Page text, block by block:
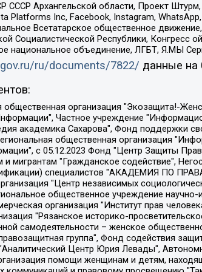
СССР Архангельской области, Проект
Platforms Inc, Facebook, Instagram,
Всетатарское общественное
Социалистической Республики, Конгресс
национальное объединение, ЛГБТ, Я.МЫ
ru/documents/7822/ данные на
"Аналитический Центр Юрия Левады", Автономная некоммерческая организация социальной поддержки населения "Проект Апрель", Региональная общественная организация помощи женщинам и детям, находящимся в кризисной ситуации "Информационно-методический центр "Анна", Фонд содействия развитию массовых коммуникаций и правовому просвещению "Так-так-Так", Фонд содействия устойчивому развитию "Серебряная тайга", Свердловский региональный общественный фонд социальных проектов "Новое время", "Idel.Реалии", Кавказ.Реалии, Крым.Реалии, Телеканал Настоящее Время, Татаро-башкирская служба Радио Свобода (Azatliq Radiosi), Радио Свободная Европа/Радио Свобода (PCE/PC), "Сибирь.Реалии", "Фактограф", Благотворительный фонд помощи осужденным и их семьям, Автономная некоммерческая организация "Институт глобализации и социальных движений", Фонд "В защиту прав заключенных", Частное учреждение "Центр поддержки и содействия развитию средств массовой информации", Пензенский региональный общественный благотворительный фонд "Гражданский союз", "Север.Реалии", Некоммерческая организация Фонд "Правовая инициатива", Общество с ограниченной ответственностью "Радио Свободная Европа/Радио Свобода", Чешское информационное агентство "MEDIUM-ORIENT", Красноярская региональная общественная организация "Мы против СПИДа", Камалягин Денис Николаевич, Маркелов Сергей Евгеньевич, Пономарев Лев Александрович, Савицкая Людмила Алексеевна, Автономная некоммерческая организация "Центр по работе с проблемой насилия "НАСИЛИЮ.НЕТ", Межрегиональный профессиональный союз работников здравоохранения "Альянс врачей", Юридическое лицо, зарегистрированное в Латвийской Республике, SIA "Medusa Project" (регистрационный номер 40103797863, дата регистрации 10.06.2014), Некоммерческая организация "Фонд по борьбе с коррупцией", Автономная некоммерческая организация "Институт права и публичной политики", Баданин Роман Сергеевич, Гликин Максим Александрович, Железнова Мария Михайловна, Лукьянова Юлия Сергеевна, Маетная Елизавета Витальевна, Маняхин Петр Борисович, Чуракова Ольга Владимировна, Ярош Юлия Петровна, Юридическое лицо "The Insider SIA", зарегистрированное в Риге, Латвийская Республика (дата регистрации 26.06.2015), являющееся администратором доменного имени интернет-издания "The Insider SIA", https://theins.ru, Постернак Алексей Евгеньевич, Рубин Михаил Аркадьевич, Анин Роман Александрович, Юридическое лицо Istories fonds, зарегистрированное в Латвийской Республике (регистрационный номер 50008295751, дата регистрации 24.02.2020), Великовский Дмитрий Александрович, Долинина Ирина Николаевна, Мароховская Алеся Алексеевна, Шлейнов Роман Юрьевич, Шмагун Олеся Валентиновна,